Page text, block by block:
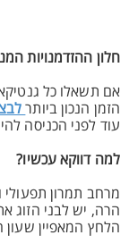
חלון ההזדמנויות
אם תשאלו כל
הזמן הנכון ביותר
עוד לפני הכניסה
למה דווקא עכשיו?
מרחב תמרון
הרה, יש לבני הזוג
הלחץ המאפיין שעון